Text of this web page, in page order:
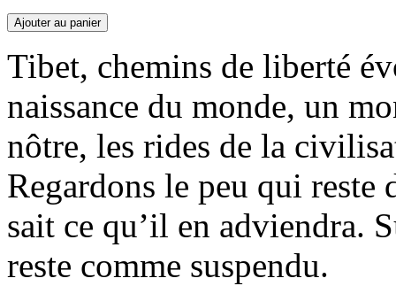
Tibet, chemins de liberté
naissance du monde, un
nôtre, les rides de la
Regardons le peu qui reste
sait ce qu’il en adviendra.
reste comme suspendu.